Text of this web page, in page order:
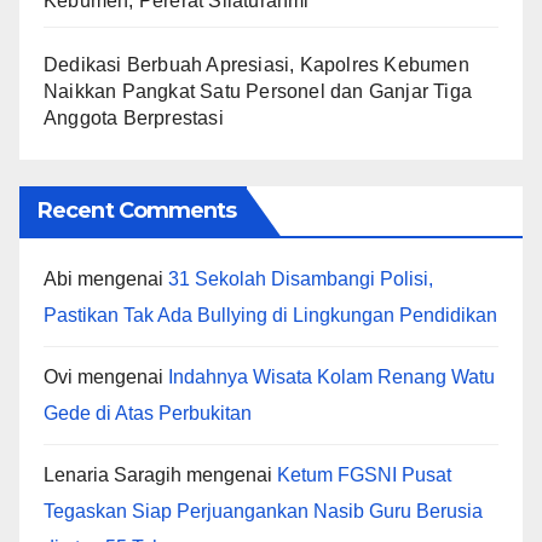
Dedikasi Berbuah Apresiasi, Kapolres Kebumen
Naikkan Pangkat Satu Personel dan Ganjar Tiga
Anggota Berprestasi
Recent Comments
Abi mengenai 31 Sekolah Disambangi Polisi,
Pastikan Tak Ada Bullying di Lingkungan Pendidikan
Ovi mengenai Indahnya Wisata Kolam Renang Watu
Gede di Atas Perbukitan
Lenaria Saragih mengenai Ketum FGSNI Pusat
Tegaskan Siap Perjuangankan Nasib Guru Berusia